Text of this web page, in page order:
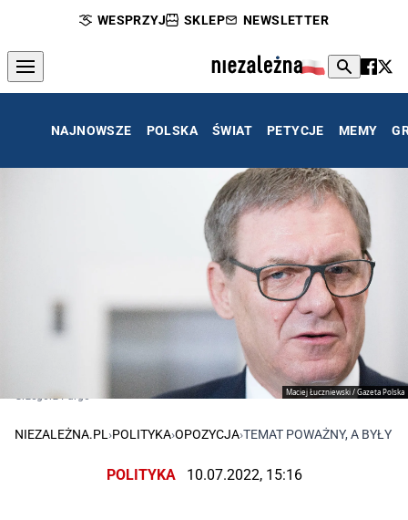
WESPRZYJ SKLEP NEWSLETTER
NAJNOWSZE POLSKA ŚWIAT PETYCJE MEMY
Maciej Łuczniewski / Gazeta Polska
Grzegorz Furgo
NIEZALEŻNA.PL›POLITYKA›OPOZYCJA›TEMAT POWAŻNY, A BYŁY
POLITYKA 10.07.2022, 15:16